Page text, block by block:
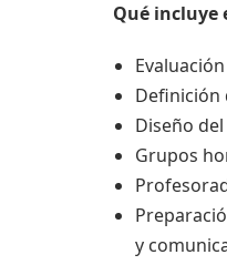
Qué incluye
Definición
Diseño
Grupos
y